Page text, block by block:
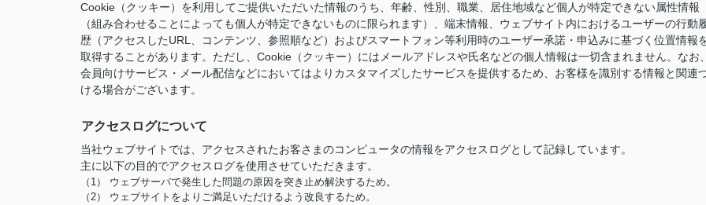
Cookie（クッキー）を利用してご提供いただいた情報のうち、年齢、性別、職業、居住地域など個人が特定できない属性情報
（組み合わせることによっても個人が特定できないものに限られます）、端末情報、ウェブサイト内におけるユーザーの行動
歴（アクセスしたURL、コンテンツ、参照順など）およびスマートフォン等利用時のユーザー承諾・申込みに基づく位置情報
取得することがあります。ただし、Cookie（クッキー）にはメールアドレスや氏名などの個人情報は一切含まれません。なお、
会員向けサービス・メール配信などにおいてはよりカスタマイズしたサービスを提供するため、お客様を識別する情報と関連
ける場合がございます。
アクセスログについて
当社ウェブサイトでは、アクセスされたお客さまのコンピュータの情報をアクセスログとして記録しています。
主に以下の目的でアクセスログを使用させていただきます。
（1） ウェブサーバで発生した問題の原因を突き止め解決するため。
（2） ウェブサイトをよりご満足いただけるよう改良するため。